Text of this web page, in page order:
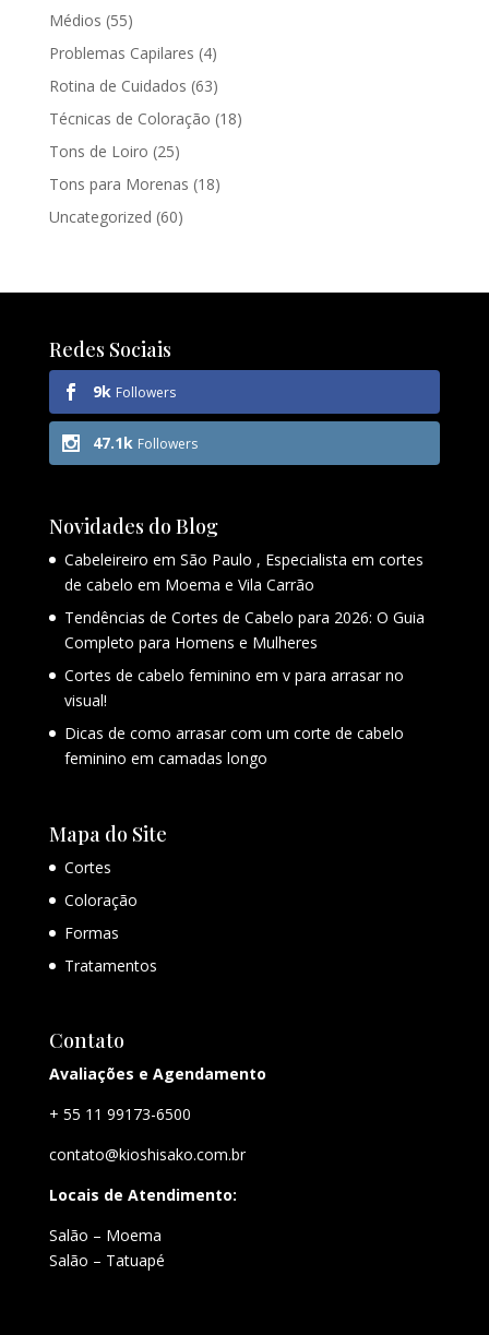
Médios (55)
Problemas Capilares (4)
Rotina de Cuidados (63)
Técnicas de Coloração (18)
Tons de Loiro (25)
Tons para Morenas (18)
Uncategorized (60)
Redes Sociais
9k Followers
47.1k Followers
Novidades do Blog
Cabeleireiro em São Paulo , Especialista em cortes
de cabelo em Moema e Vila Carrão
Tendências de Cortes de Cabelo para 2026: O Guia
Completo para Homens e Mulheres
Cortes de cabelo feminino em v para arrasar no
visual!
Dicas de como arrasar com um corte de cabelo
feminino em camadas longo
Mapa do Site
Cortes
Coloração
Formas
Tratamentos
Contato
Avaliações e Agendamento
+ 55 11 99173-6500
contato@kioshisako.com.br
Locais de Atendimento:
Salão – Moema
Salão – Tatuapé